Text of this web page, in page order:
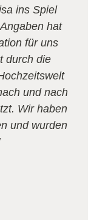
ins Spiel
hat
für uns
durch die
und nach
Wir haben
und wurden